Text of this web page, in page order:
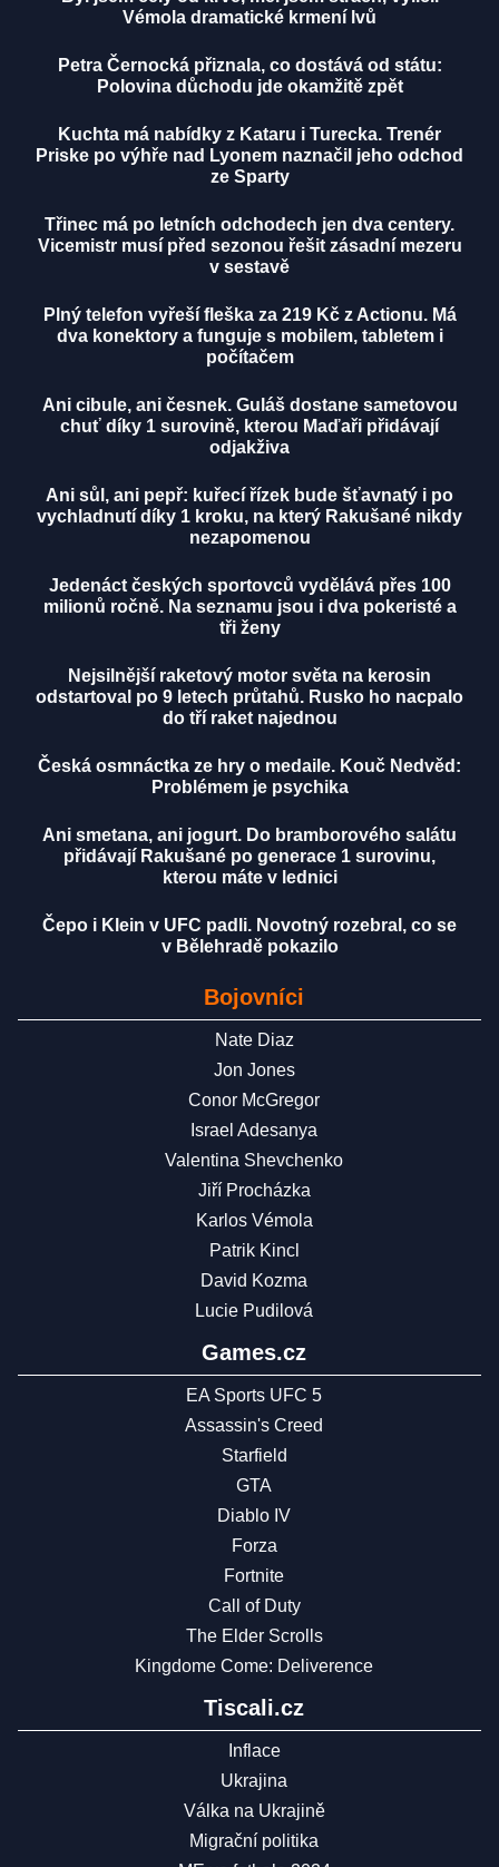
Vémola dramatické krmení lvů
Petra Černocká přiznala, co dostává od státu:
Polovina důchodu jde okamžitě zpět
Kuchta má nabídky z Kataru i Turecka. Trenér
Priske po výhře nad Lyonem naznačil jeho odchod
ze Sparty
Třinec má po letních odchodech jen dva centery.
Vicemistr musí před sezonou řešit zásadní mezeru
v sestavě
Plný telefon vyřeší fleška za 219 Kč z Actionu. Má
dva konektory a funguje s mobilem, tabletem i
počítačem
Ani cibule, ani česnek. Guláš dostane sametovou
chuť díky 1 surovině, kterou Maďaři přidávají
odjakživa
Ani sůl, ani pepř: kuřecí řízek bude šťavnatý i po
vychladnutí díky 1 kroku, na který Rakušané nikdy
nezapomenou
Jedenáct českých sportovců vydělává přes 100
milionů ročně. Na seznamu jsou i dva pokeristé a
tři ženy
Nejsilnější raketový motor světa na kerosin
odstartoval po 9 letech průtahů. Rusko ho nacpalo
do tří raket najednou
Česká osmnáctka ze hry o medaile. Kouč Nedvěd:
Problémem je psychika
Ani smetana, ani jogurt. Do bramborového salátu
přidávají Rakušané po generace 1 surovinu,
kterou máte v lednici
Čepo i Klein v UFC padli. Novotný rozebral, co se
v Bělehradě pokazilo
Bojovníci
Nate Diaz
Jon Jones
Conor McGregor
Israel Adesanya
Valentina Shevchenko
Jiří Procházka
Karlos Vémola
Patrik Kincl
David Kozma
Lucie Pudilová
Games.cz
EA Sports UFC 5
Assassin's Creed
Starfield
GTA
Diablo IV
Forza
Fortnite
Call of Duty
The Elder Scrolls
Kingdome Come: Deliverence
Tiscali.cz
Inflace
Ukrajina
Válka na Ukrajině
Migrační politika